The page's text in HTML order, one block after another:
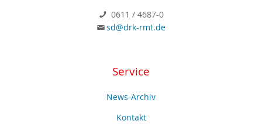
0611 / 4687-0
sd@drk-rmt.de
Service
News-Archiv
Kontakt